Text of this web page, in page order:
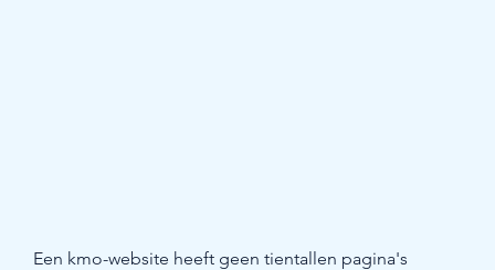
Een kmo-website heeft geen tientallen pagina's